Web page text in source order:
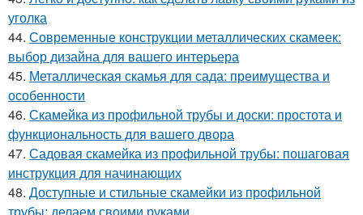
уголка
44. Современные конструкции металлических скамеек:
выбор дизайна для вашего интерьера
45. Металлическая скамья для сада: преимущества и
особенности
46. Скамейка из профильной трубы и доски: простота и
функциональность для вашего двора
47. Садовая скамейка из профильной трубы: пошаговая
инструкция для начинающих
48. Доступные и стильные скамейки из профильной